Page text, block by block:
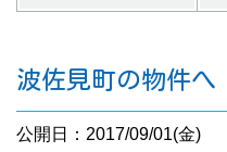
波佐見町の物件へ
公開日：2017/09/01(金)